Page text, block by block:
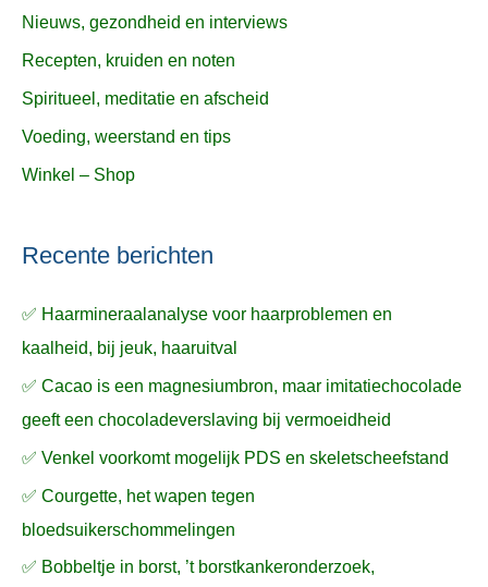
Nieuws, gezondheid en interviews
Recepten, kruiden en noten
Spiritueel, meditatie en afscheid
Voeding, weerstand en tips
Winkel – Shop
Recente berichten
✅ Haarmineraalanalyse voor haarproblemen en
kaalheid, bij jeuk, haaruitval
✅ Cacao is een magnesiumbron, maar imitatiechocolade
geeft een chocoladeverslaving bij vermoeidheid
✅ Venkel voorkomt mogelijk PDS en skeletscheefstand
✅ Courgette, het wapen tegen
bloedsuikerschommelingen
✅ Bobbeltje in borst, ’t borstkankeronderzoek,